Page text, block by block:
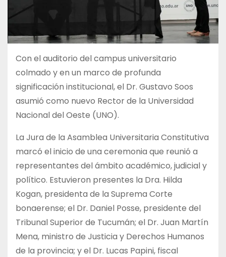
Con el auditorio del campus universitario
colmado y en un marco de profunda
significación institucional, el Dr. Gustavo Soos
asumió como nuevo Rector de la Universidad
Nacional del Oeste (UNO).
La Jura de la Asamblea Universitaria Constitutiva
marcó el inicio de una ceremonia que reunió a
representantes del ámbito académico, judicial y
político. Estuvieron presentes la Dra. Hilda
Kogan, presidenta de la Suprema Corte
bonaerense; el Dr. Daniel Posse, presidente del
Tribunal Superior de Tucumán; el Dr. Juan Martín
Mena, ministro de Justicia y Derechos Humanos
de la provincia; y el Dr. Lucas Papini, fiscal